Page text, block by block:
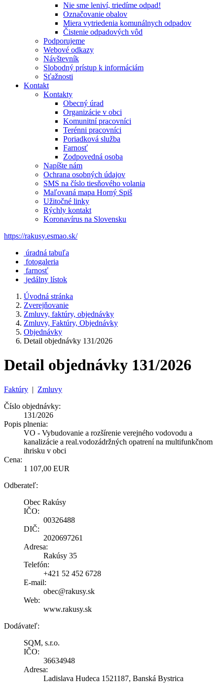
Nie sme leniví, triedíme odpad!
Označovanie obalov
Miera vytriedenia komunálnych odpadov
Čistenie odpadových vôd
Podporujeme
Webové odkazy
Návštevník
Slobodný prístup k informáciám
Sťažnosti
Kontakt
Kontakty
Obecný úrad
Organizácie v obci
Komunitní pracovníci
Terénni pracovníci
Poriadková služba
Farnosť
Zodpovedná osoba
Napíšte nám
Ochrana osobných údajov
SMS na číslo tiesňového volania
Maľovaná mapa Horný Spiš
Užitočné linky
Rýchly kontakt
Koronavírus na Slovensku
https://rakusy.esmao.sk/
úradná tabuľa
fotogaleria
farnosť
jedálny lístok
Úvodná stránka
Zverejňovanie
Zmluvy, faktúry, objednávky
Zmluvy, Faktúry, Objednávky
Objednávky
Detail objednávky 131/2026
Detail objednávky 131/2026
Faktúry | Zmluvy
Číslo objednávky:
131/2026
Popis plnenia:
VO - Vybudovanie a rozšírenie verejného vodovodu a
kanalizácie a real.vodozádržných opatrení na multifunkčnom
ihrisku v obci
Cena:
1 107,00 EUR
Odberateľ:
Obec Rakúsy
IČO:
00326488
DIČ:
2020697261
Adresa:
Rakúsy 35
Telefón:
+421 52 452 6728
E-mail:
obec@rakusy.sk
Web:
www.rakusy.sk
Dodávateľ:
SQM, s.r.o.
IČO:
36634948
Adresa:
Ladislava Hudeca 1521187, Banská Bystrica